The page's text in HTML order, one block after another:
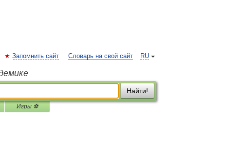
RU
Запомнить сайт Словарь на свой сайт
Найти!
Игры ⚽